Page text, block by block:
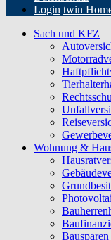
Login twin
Sach und KFZ
Wohnung &
Bausparen